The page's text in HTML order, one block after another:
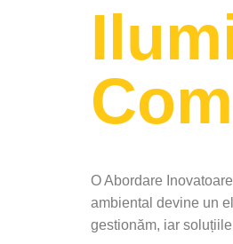
O Abordare
ambiental devine un
gestionăm, iar